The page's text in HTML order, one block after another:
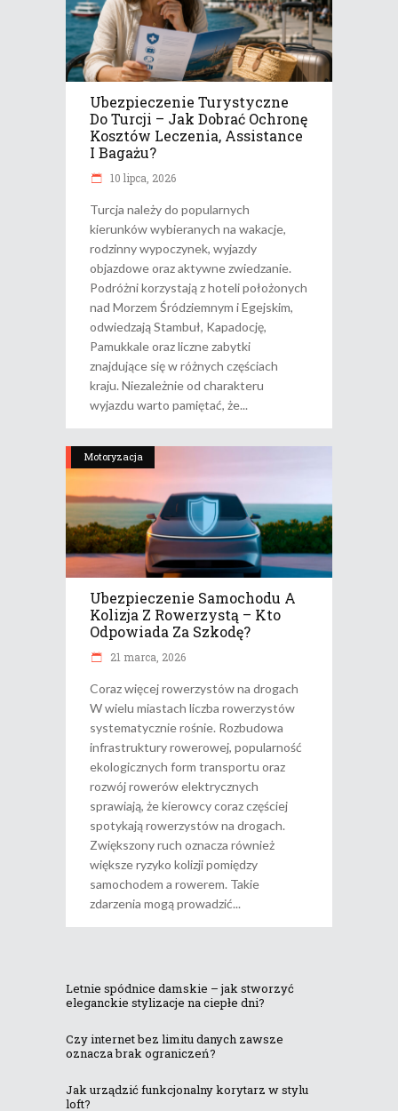
Ubezpieczenie Turystyczne
Do Turcji – Jak Dobrać Ochronę
Kosztów Leczenia, Assistance
I Bagażu?
10 lipca, 2026
Turcja należy do popularnych
kierunków wybieranych na wakacje,
rodzinny wypoczynek, wyjazdy
objazdowe oraz aktywne zwiedzanie.
Podróżni korzystają z hoteli położonych
nad Morzem Śródziemnym i Egejskim,
odwiedzają Stambuł, Kapadocję,
Pamukkale oraz liczne zabytki
znajdujące się w różnych częściach
kraju. Niezależnie od charakteru
wyjazdu warto pamiętać, że
Motoryzacja
Ubezpieczenie Samochodu A
Kolizja Z Rowerzystą – Kto
Odpowiada Za Szkodę?
21 marca, 2026
Coraz więcej rowerzystów na drogach
W wielu miastach liczba rowerzystów
systematycznie rośnie. Rozbudowa
infrastruktury rowerowej, popularność
ekologicznych form transportu oraz
rozwój rowerów elektrycznych
sprawiają, że kierowcy coraz częściej
spotykają rowerzystów na drogach.
Zwiększony ruch oznacza również
większe ryzyko kolizji pomiędzy
samochodem a rowerem. Takie
zdarzenia mogą prowadzić
Letnie spódnice damskie – jak stworzyć
eleganckie stylizacje na ciepłe dni?
Czy internet bez limitu danych zawsze
oznacza brak ograniczeń?
Jak urządzić funkcjonalny korytarz w stylu
loft?